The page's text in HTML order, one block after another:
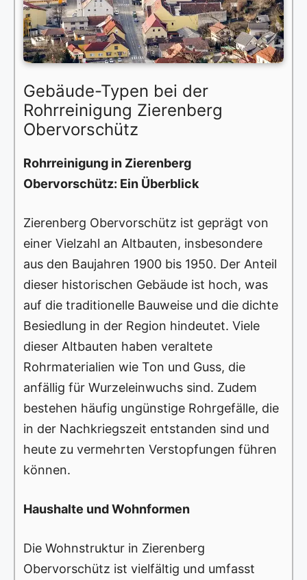
Gebäude-Typen bei der
Rohrreinigung Zierenberg
Obervorschütz
Rohrreinigung in Zierenberg
Obervorschütz: Ein Überblick
Zierenberg Obervorschütz ist geprägt von
einer Vielzahl an Altbauten, insbesondere
aus den Baujahren 1900 bis 1950. Der Anteil
dieser historischen Gebäude ist hoch, was
auf die traditionelle Bauweise und die dichte
Besiedlung in der Region hindeutet. Viele
dieser Altbauten haben veraltete
Rohrmaterialien wie Ton und Guss, die
anfällig für Wurzeleinwuchs sind. Zudem
bestehen häufig ungünstige Rohrgefälle, die
in der Nachkriegszeit entstanden sind und
heute zu vermehrten Verstopfungen führen
können.
Haushalte und Wohnformen
Die Wohnstruktur in Zierenberg
Obervorschütz ist vielfältig und umfasst